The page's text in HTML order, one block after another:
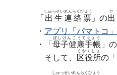
「 出生連絡票
しゅっせいれんらくひょう
」の出
だ
・ アプリ「パマトコ
・「 母子健康手帳
ぼしけんこうてちょう
」の
そして、
区役所
くやくしょ
の「
しゅっせいれんらくひょう